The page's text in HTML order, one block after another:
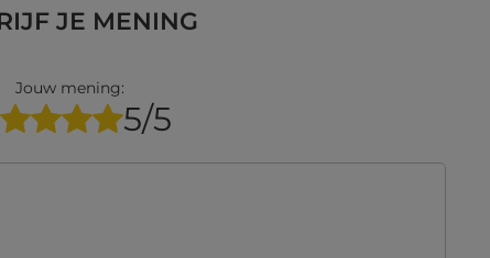
JE MENING
Jouw mening:
5/5